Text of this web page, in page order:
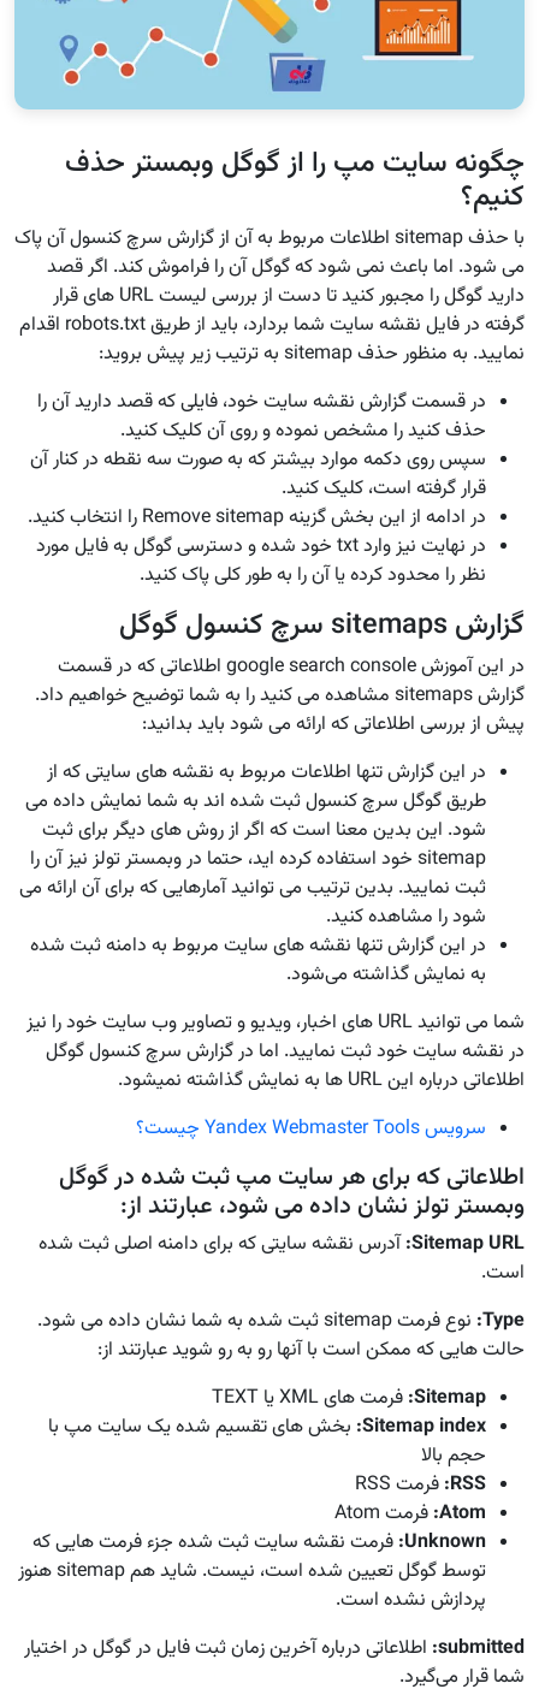
چگونه سایت مپ را از گوگل وبمستر حذف
کنیم؟
با حذف sitemap اطلاعات مربوط به آن از گزارش سرچ کنسول آن پاک
می شود. اما باعث نمی شود که گوگل آن را فراموش کند. اگر قصد
دارید گوگل را مجبور کنید تا دست از بررسی لیست URL های قرار
گرفته در فایل نقشه سایت شما بردارد، باید از طریق robots.txt اقدام
نمایید. به منظور حذف sitemap به ترتیب زیر پیش بروید:
در قسمت گزارش نقشه سایت خود، فایلی که قصد دارید آن را
حذف کنید را مشخص نموده و روی آن کلیک کنید.
سپس روی دکمه موارد بیشتر که به صورت سه نقطه در کنار آن
قرار گرفته است، کلیک کنید.
در ادامه از این بخش گزینه Remove sitemap را انتخاب کنید.
در نهایت نیز وارد txt خود شده و دسترسی گوگل به فایل مورد
نظر را محدود کرده یا آن را به طور کلی پاک کنید.
گزارش sitemaps سرچ کنسول گوگل
در این آموزش google search console اطلاعاتی که در قسمت
گزارش sitemaps مشاهده می کنید را به شما توضیح خواهیم داد.
پیش از بررسی اطلاعاتی که ارائه می شود باید بدانید:
در این گزارش تنها اطلاعات مربوط به نقشه های سایتی که از
طریق گوگل سرچ کنسول ثبت شده اند به شما نمایش داده می
شود. این بدین معنا است که اگر از روش های دیگر برای ثبت
sitemap خود استفاده کرده اید، حتما در وبمستر تولز نیز آن را
ثبت نمایید. بدین ترتیب می توانید آمارهایی که برای آن ارائه می
شود را مشاهده کنید.
در این گزارش تنها نقشه های سایت مربوط به دامنه ثبت شده
به نمایش گذاشته می‌شود.
شما می توانید URL های اخبار، ویدیو و تصاویر وب سایت خود را نیز
در نقشه سایت خود ثبت نمایید. اما در گزارش سرچ کنسول گوگل
اطلاعاتی درباره این URL ها به نمایش گذاشته نمیشود.
سرویس Yandex Webmaster Tools چیست؟
اطلاعاتی که برای هر سایت مپ ثبت شده در گوگل
وبمستر تولز نشان داده می شود، عبارتند از:
Sitemap URL
:آدرس نقشه سایتی که برای دامنه اصلی ثبت شده
است.
Type
:
نوع فرمت sitemap ثبت شده به شما نشان داده می شود.
حالت هایی که ممکن است با آنها رو به رو شوید عبارتند از:
Sitemap
: فرمت های XML یا TEXT
Sitemap index
: بخش های تقسیم شده یک سایت مپ با
حجم بالا
RSS
: فرمت RSS
Atom
: فرمت Atom
Unknown
: فرمت نقشه سایت ثبت شده جزء فرمت هایی که
توسط گوگل تعیین شده است، نیست. شاید هم sitemap هنوز
پردازش نشده است.
submitted
: اطلاعاتی درباره آخرین زمان ثبت فایل در گوگل در اختیار
شما قرار می‌گیرد.